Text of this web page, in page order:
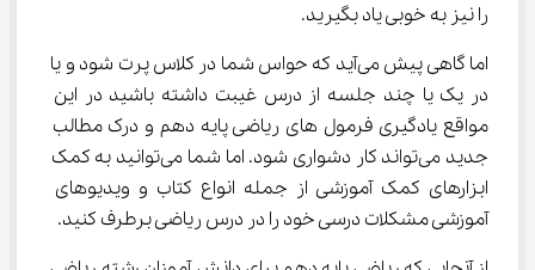
را نیز به خوبی یاد بگیرید.
اما گاهی پیش می‌آید که حواس شما در کلاس پرت شود و یا
در یک یا چند جلسه از درس غیبت داشته باشید در این
مواقع یادگیری فرمول ‌های ریاضی پایه دهم و درک مطالب
جدید می‌تواند کار دشواری شود. اما شما می‌توانید به کمک
ابزارهای کمک آموزشی از جمله انواع کتاب و ویدیوهای
آموزشی مشکلات درسی خود را در درس ریاضی برطرف کنید.